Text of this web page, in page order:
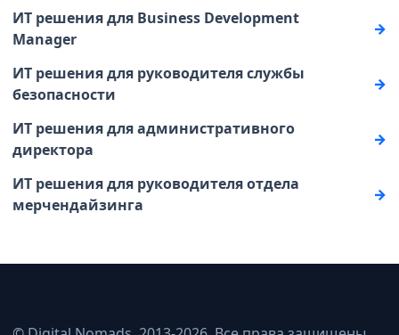
ИТ решения для Business Development
Manager
ИТ решения для руководителя службы
безопасности
ИТ решения для административного
директора
ИТ решения для руководителя отдела
мерчендайзинга